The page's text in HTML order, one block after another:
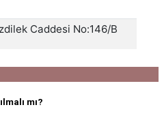
mı?